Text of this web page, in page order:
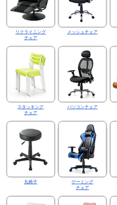
リクライニング
チェア
メッシュチェア
スタッキング
チェア
パソコンチェア
丸椅子
ゲーミング
チェア